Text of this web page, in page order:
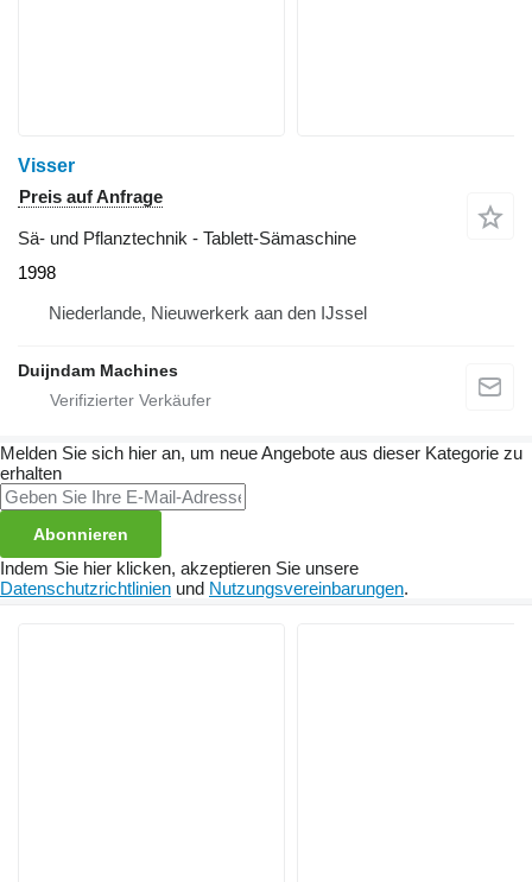
Visser
Preis auf Anfrage
Sä- und Pflanztechnik - Tablett-Sämaschine
1998
Niederlande, Nieuwerkerk aan den IJssel
Duijndam Machines
Melden Sie sich hier an, um neue Angebote aus dieser Kategorie zu
erhalten
Abonnieren
Indem Sie hier klicken, akzeptieren Sie unsere
Datenschutzrichtlinien und Nutzungsvereinbarungen.